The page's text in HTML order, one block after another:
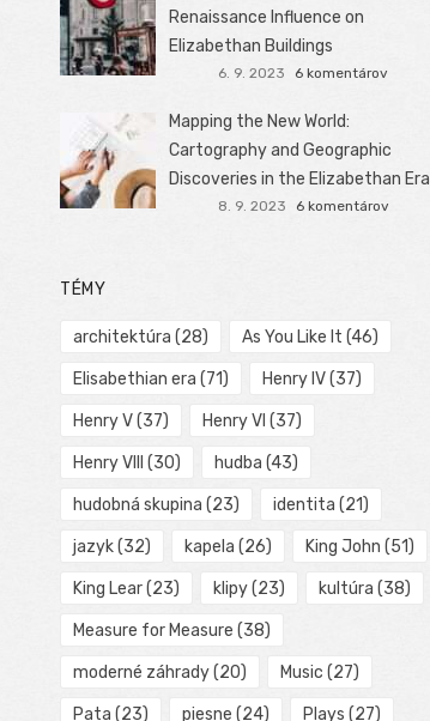
Renaissance Influence on
Elizabethan Buildings
6. 9. 2023 6 komentárov
Mapping the New World:
Cartography and Geographic
Discoveries in the Elizabethan Era
8. 9. 2023 6 komentárov
TÉMY
architektúra (28) As You Like It (46)
Elisabethian era (71) Henry IV(37)
Henry V(37) Henry VI (37)
Henry VIII (30) hudba (43)
hudobná skupina (23) identita (21)
jazyk(32) kapela (26) King John (51)
King Lear(23) klipy(23) kultúra (38)
Measure for Measure (38)
moderné záhrady(20) Music (27)
Pata (23) piesne (24) Plays (27)